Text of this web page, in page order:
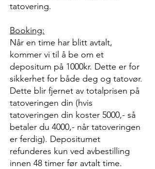
tatovering.
Booking:
Når en time har blitt avtalt,
kommer vi til å be om et
depositum på 1000kr. Dette er for
sikkerhet for både deg og tatovør.
Dette blir fjernet av totalprisen på
tatoveringen din (hvis
tatoveringen din koster 5000,- så
betaler du 4000,- når tatoveringen
er ferdig). Depositumet
refunderes kun ved avbestilling
innen 48 timer før avtalt time.